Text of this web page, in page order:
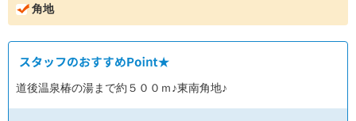
角地
道後温泉椿の湯まで約５００ｍ♪東南角地♪